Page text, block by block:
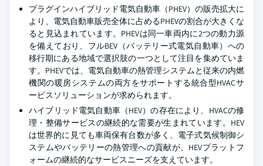
プラグインハイブリッド電気自動車（PHEV）の販売拡大に
より、電気自動車販売全体に占めるPHEVの割合が大きくな
ると見込まれています。PHEVは同一車両内に2つの動力源
を備えており、フルBEV（バッテリー式電気自動車）への
移行期にある地域で選択肢の一つとして注目を集めていま
す。PHEVでは、電気自動車の熱管理システムと従来の内燃
機関の暖房システムの両方をサポートする統合型HVACサ
ービスソリューションが求められます。
ハイブリッド電気自動車（HEV）の存在により、HVACの修
理・整備サービスの継続的な需要が生まれています。HEV
は世界的に見ても車両保有台数が多く、電子式気候制御シ
ステムやバッテリーの熱管理への貢献が、HEVプラットフ
ォームの継続的なサービスニーズを支えています。